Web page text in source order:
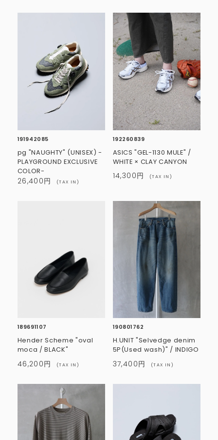
191942085
pg "NAUGHTY" (UNISEX) -
PLAYGROUND EXCLUSIVE
COLOR-
26,400円 (TAX IN)
192260839
ASICS "GEL-1130 MULE" /
WHITE × CLAY CANYON
14,300円 (TAX IN)
189691107
Hender Scheme "oval
moca / BLACK"
46,200円 (TAX IN)
190801762
H.UNIT "Selvedge denim
5P(Used wash)" / INDIGO
37,400円 (TAX IN)